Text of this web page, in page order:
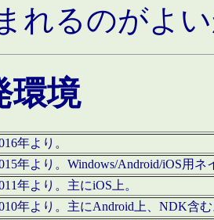
れるのがよ
環境
年より。
年より。Windows/Android/iOS用
年より。主にiOS上。
年より。主にAndroid上、NDK含